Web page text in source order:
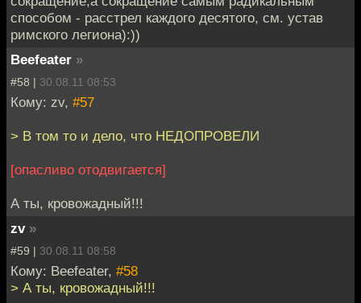
способом - расстрел каждого десятого, см. устав
римского легиона):))
Beefeater »
#58 | 30.08.11 08:53
Кому: zv, #57
> В том то и дело, что НЕДОПРОВЕЛИ
[опасливо отодвигается]
А ты, кровожадный!!!
zv »
#59 | 30.08.11 08:58
Кому: Beefeater, #58
> А ты, кровожадный!!!